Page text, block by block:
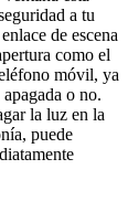
a tu
de escena
como el
móvil, ya
o no.
la luz en la
puede